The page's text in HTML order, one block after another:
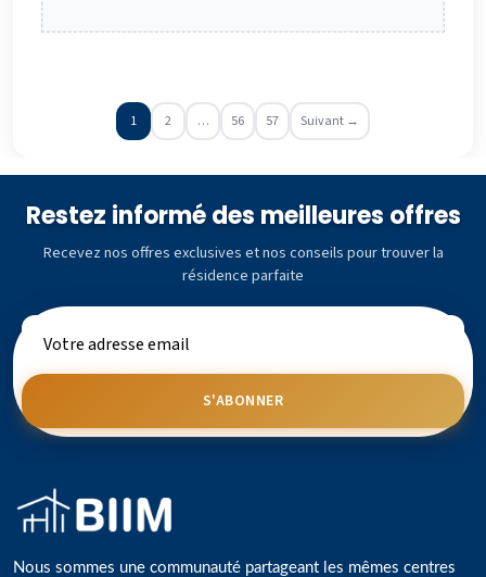
1 2 … 56 57 Suivant →
Restez informé des meilleures offres
Recevez nos offres exclusives et nos conseils pour trouver la
résidence parfaite
S'ABONNER
Nous sommes une communauté partageant les mêmes centres